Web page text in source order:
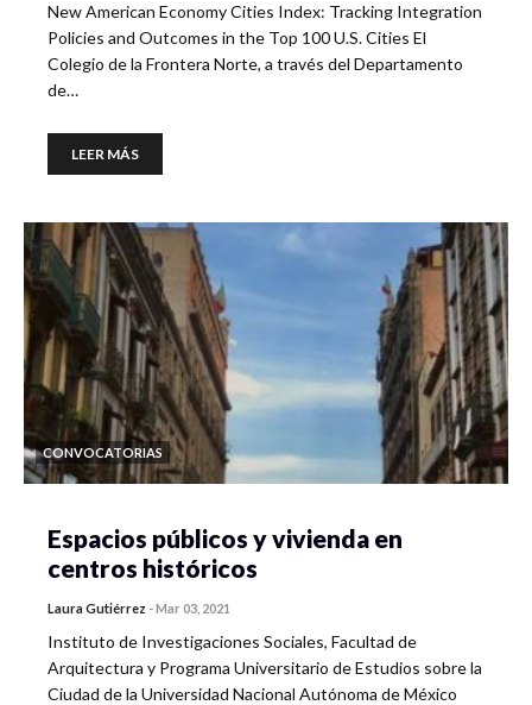
New American Economy Cities Index: Tracking Integration
Policies and Outcomes in the Top 100 U.S. Cities El
Colegio de la Frontera Norte, a través del Departamento
de…
LEER MÁS
CONVOCATORIAS
Espacios públicos y vivienda en
centros históricos
Laura Gutiérrez -Mar 03, 2021
Instituto de Investigaciones Sociales, Facultad de
Arquitectura y Programa Universitario de Estudios sobre la
Ciudad de la Universidad Nacional Autónoma de México